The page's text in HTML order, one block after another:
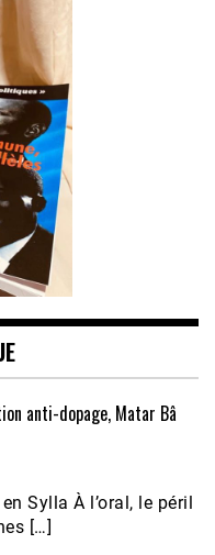
anti-dopage, Matar Bâ
Sylla À l’oral, le péril
[…]